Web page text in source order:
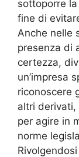
sottoporre
fine di
Anche nelle
presenza di
certezza,
un’impresa
riconoscere
altri derivati,
per agire in
norme